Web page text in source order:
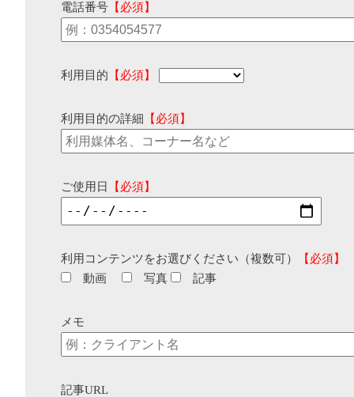
電話番号 【必須】
利用目的 【必須】
利用目的の詳細 【必須】
ご使用日 【必須】
利用コンテンツをお選びください（複数可）
【必須】
動画
写真 記事
メモ
記事URL